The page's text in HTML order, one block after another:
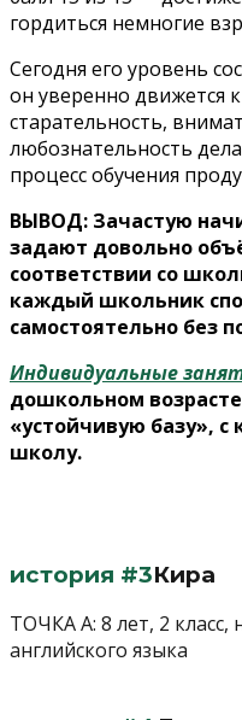
гордиться немногие
Сегодня его уровень
он уверенно движется
старательность,
любознательность
процесс обучения
ВЫВОД: Зачастую
задают довольно
соответствии со
каждый школьник
самостоятельно без
Индивидуальные
дошкольном
«устойчивую базу», с
школу.
история #3Кира
ТОЧКА А: 8 лет, 2 класс,
английского языка